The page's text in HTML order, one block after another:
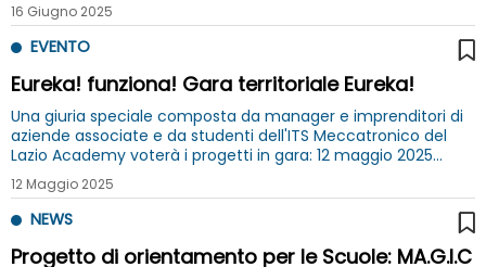
16 Giugno 2025
EVENTO
Eureka! funziona! Gara territoriale Eureka!
Una giuria speciale composta da manager e imprenditori di
aziende associate e da studenti dell'ITS Meccatronico del
Lazio Academy voterà i progetti in gara: 12 maggio 2025
presso il Museo Explora di Roma
12 Maggio 2025
NEWS
Progetto di orientamento per le Scuole: MA.G.I.C